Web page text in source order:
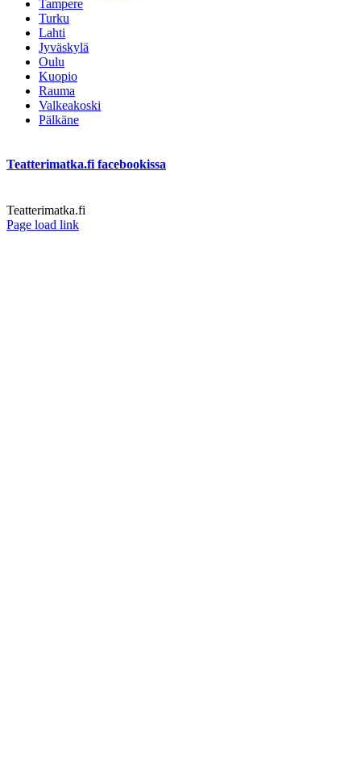
Tampere
Turku
Lahti
Jyväskylä
Oulu
Kuopio
Rauma
Valkeakoski
Pälkäne
Teatterimatka.fi facebookissa
Teatterimatka.fi
Facebook
Page load link